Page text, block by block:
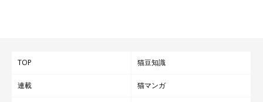
TOP 猫豆知識
連載 猫マンガ